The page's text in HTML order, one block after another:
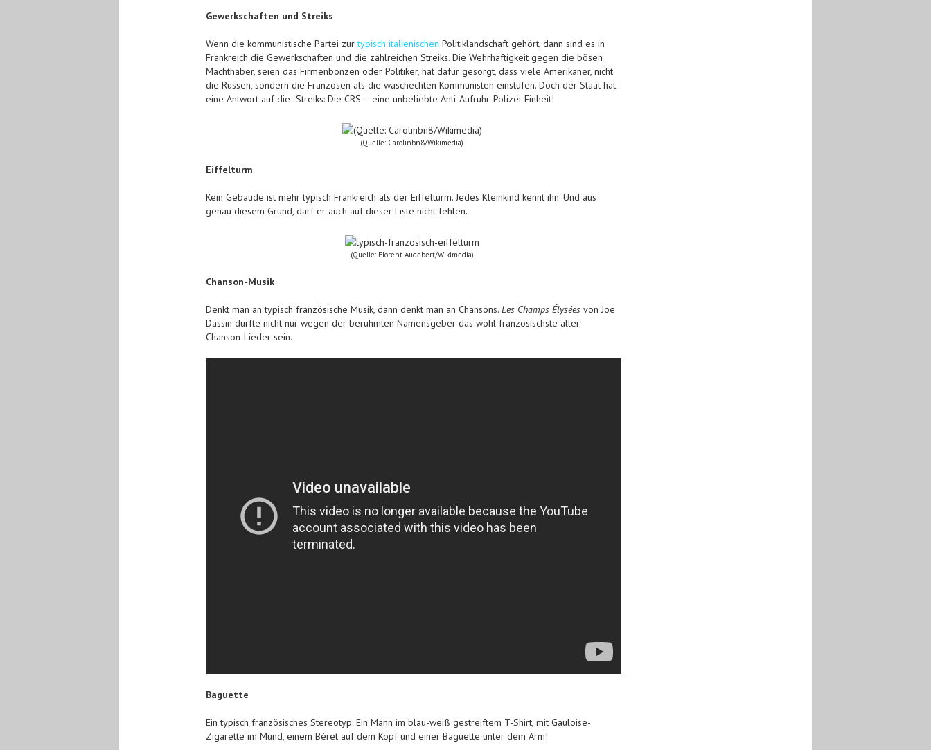
Gewerkschaften und Streiks
Wenn die kommunistische Partei zurtypisch italienischen Politiklandschaft gehört, dann sind es in
Frankreich die Gewerkschaften und die zahlreichen Streiks. Die Wehrhaftigkeit gegen die bösen
Machthaber, seien das Firmenbonzen oder Politiker, hat dafür gesorgt, dass viele Amerikaner, nicht
die Russen, sondern die Franzosen als die waschechten Kommunisten einstufen. Doch der Staat hat
eine Antwort auf die Streiks: Die CRS – eine unbeliebte Anti-Aufruhr-Polizei-Einheit!
(Quelle: Carolinbn8/Wikimedia)
Eiffelturm
Kein Gebäude ist mehr typisch Frankreich als der Eiffelturm. Jedes Kleinkind kennt ihn. Und aus
genau diesem Grund, darf er auch auf dieser Liste nicht fehlen.
(Quelle: Florent Audebert/Wikimedia)
Chanson-Musik
Denkt man an typisch französische Musik, dann denkt man an Chansons. Les Champs Élysées von Joe
Dassin dürfte nicht nur wegen der berühmten Namensgeber das wohl französischste aller
Chanson-Lieder sein.
Baguette
Ein typisch französisches Stereotyp: Ein Mann im blau-weiß gestreiftem T-Shirt, mit Gauloise-
Zigarette im Mund, einem Béret auf dem Kopf und einer Baguette unter dem Arm!